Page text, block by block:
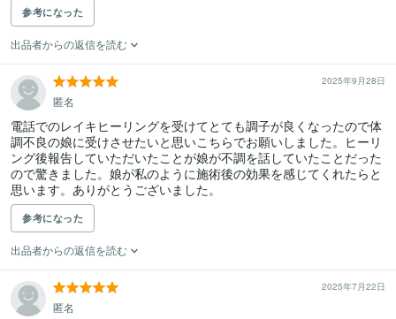
参考になった
出品者からの返信を読む
2025年9月28日
匿名
電話でのレイキヒーリングを受けてとても調子が良くなったので体
調不良の娘に受けさせたいと思いこちらでお願いしました。ヒーリ
ング後報告していただいたことが娘が不調を話していたことだった
ので驚きました。娘が私のように施術後の効果を感じてくれたらと
思います。ありがとうございました。
参考になった
出品者からの返信を読む
2025年7月22日
匿名